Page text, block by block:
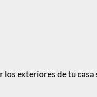
los exteriores de tu casa